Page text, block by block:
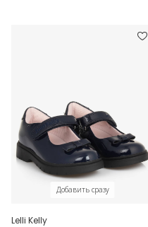
Добавить сразу
Lelli Kelly